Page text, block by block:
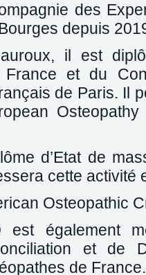
des
depuis
il est
et du
de Paris. Il
d’Etat de
cette activité
Osteopathic
est également
et de
de France.